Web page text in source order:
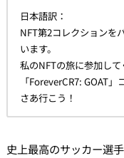
日本語訳：
NFT第2コレクションを
います。
私のNFTの旅に参加して
「ForeverCR7: GOAT
さあ行こう！
史上最高のサッカー選